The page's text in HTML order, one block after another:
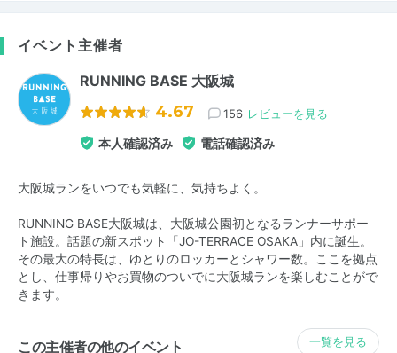
イベント主催者
RUNNING BASE 大阪城
4.67 156 レビューを見る
本人確認済み 電話確認済み
大阪城ランをいつでも気軽に、気持ちよく。
RUNNING BASE大阪城は、大阪城公園初となるランナーサポー
ト施設。話題の新スポット「JO-TERRACE OSAKA」内に誕生。
その最大の特長は、ゆとりのロッカーとシャワー数。ここを拠点
とし、仕事帰りやお買物のついでに大阪城ランを楽しむことがで
きます。
この主催者の他のイベント 一覧を見る